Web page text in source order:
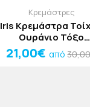
Κρεμάστρες
Iris Κρεμάστρα
Ουράνιο Τόξο
40x28cm
21,00€ από